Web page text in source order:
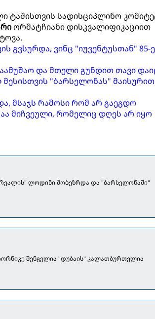
ტაშისთვის სადისციპლინო
ორმატჩიანი დისკვალიფიკაციით
გვსურდა, ვინც "იუვენტუსთან" 85-ე
და მთელი გუნდით თავი
"ბარსელონას" მაისურით
მსაჯს რამოსი რომ არ გაეგდო
მიჩვეული, რომელიც დღეს არ იყო
ლოდინი მობეზრდა და "ბარსელონაში"
შენგელია "დუბაის" კალათბურთელია